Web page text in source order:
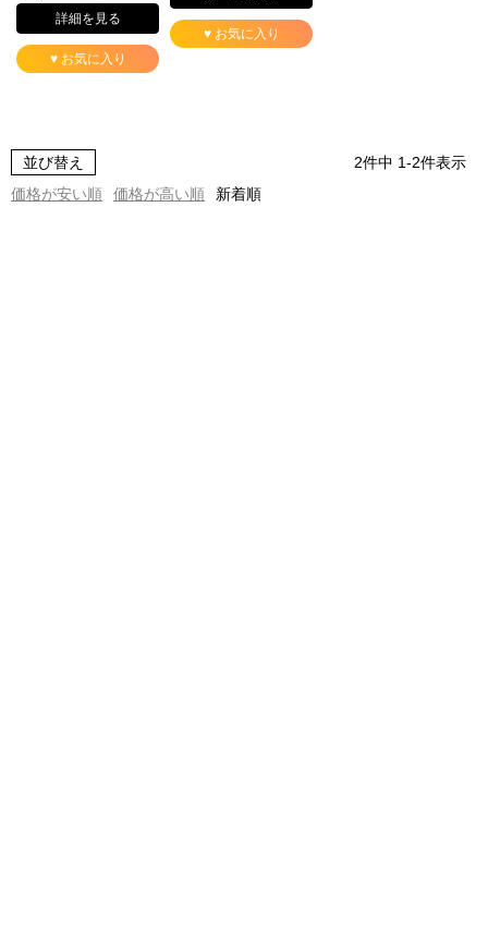
詳細を見る
♥ お気に入り
♥ お気に入り
並び替え
価格が安い順
価格が高い順 新着順
2件中 1-2件表示